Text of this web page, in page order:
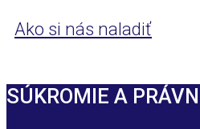
Ako si nás naladiť
SÚKROMIE A